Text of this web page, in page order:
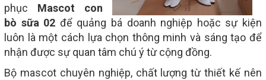
phục Mascot con
bò sữa 02 để quảng bá doanh nghiệp hoặc sự kiện
luôn là một cách lựa chọn thông minh và sáng tạo để
nhận được sự quan tâm chú ý từ cộng đồng.
Bộ mascot chuyên nghiệp, chất lượng từ thiết kế nên